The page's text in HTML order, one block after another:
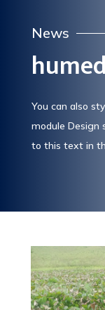
News
You can also
module Design
to this text in